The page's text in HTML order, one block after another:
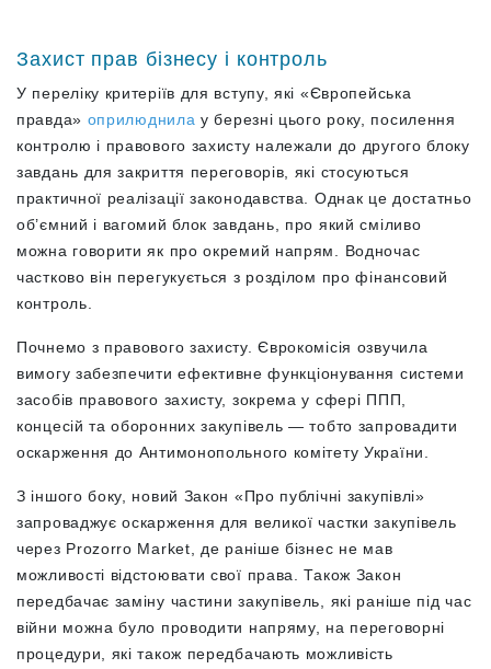
Захист прав бізнесу і контроль
У переліку критеріїв для вступу, які «Європейська
правда» оприлюднила у березні цього року, посилення
контролю і правового захисту належали до другого блоку
завдань для закриття переговорів, які стосуються
практичної реалізації законодавства. Однак це достатньо
об’ємний і вагомий блок завдань, про який сміливо
можна говорити як про окремий напрям. Водночас
частково він перегукується з розділом про фінансовий
контроль.
Почнемо з правового захисту. Єврокомісія озвучила
вимогу забезпечити ефективне функціонування системи
засобів правового захисту, зокрема у сфері ППП,
концесій та оборонних закупівель — тобто запровадити
оскарження до Антимонопольного комітету України.
З іншого боку, новий Закон «Про публічні закупівлі»
запроваджує оскарження для великої частки закупівель
через Prozorro Market, де раніше бізнес не мав
можливості відстоювати свої права. Також Закон
передбачає заміну частини закупівель, які раніше під час
війни можна було проводити напряму, на переговорні
процедури, які також передбачають можливість